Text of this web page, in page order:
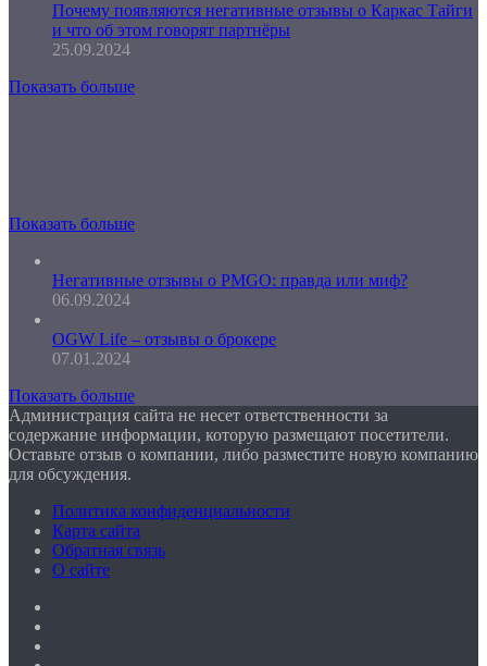
Почему появляются негативные отзывы о Каркас Тайги
и что об этом говорят партнёры
25.09.2024
Показать больше
Показать больше
Негативные отзывы о PMGO: правда или миф?
06.09.2024
OGW Life – отзывы о брокере
07.01.2024
Показать больше
Администрация сайта не несет ответственности за
содержание информации, которую размещают посетители.
Оставьте отзыв о компании, либо разместите новую компанию
для обсуждения.
Политика конфиденциальности
Карта сайта
Обратная связь
О сайте